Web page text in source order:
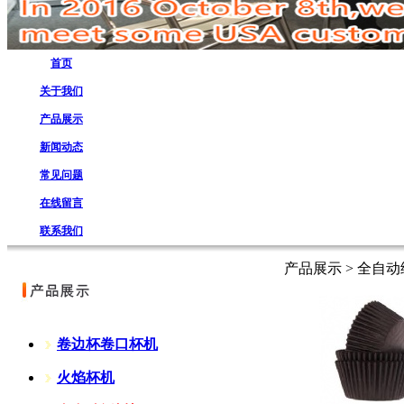
首页
关于我们
产品展示
新闻动态
常见问题
在线留言
联系我们
卷边杯卷口杯机
火焰杯机
产品展示 > 全自